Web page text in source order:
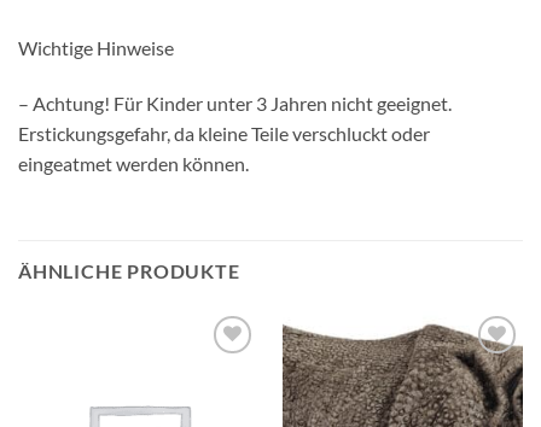
Wichtige Hinweise
– Achtung! Für Kinder unter 3 Jahren nicht geeignet.
Erstickungsgefahr, da kleine Teile verschluckt oder
eingeatmet werden können.
ÄHNLICHE PRODUKTE
Auf die
Wunschliste